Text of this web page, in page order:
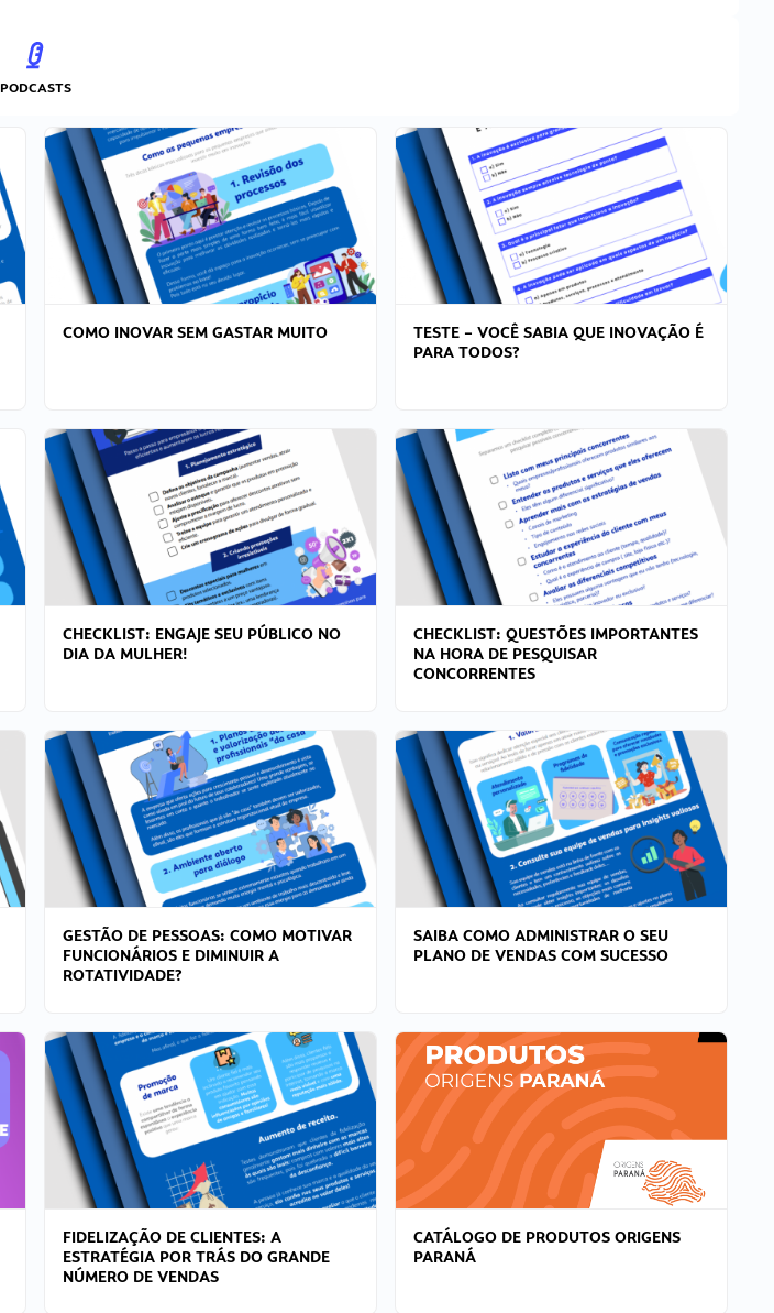
PODCASTS
COMO INOVAR SEM GASTAR MUITO
TESTE – VOCÊ SABIA QUE INOVAÇÃO É
PARA TODOS?
CHECKLIST: ENGAJE SEU PÚBLICO NO
DIA DA MULHER!
CHECKLIST: QUESTÕES IMPORTANTES
NA HORA DE PESQUISAR
CONCORRENTES
GESTÃO DE PESSOAS: COMO MOTIVAR
FUNCIONÁRIOS E DIMINUIR A
ROTATIVIDADE?
SAIBA COMO ADMINISTRAR O SEU
PLANO DE VENDAS COM SUCESSO
FIDELIZAÇÃO DE CLIENTES: A
ESTRATÉGIA POR TRÁS DO GRANDE
NÚMERO DE VENDAS
CATÁLOGO DE PRODUTOS ORIGENS
PARANÁ